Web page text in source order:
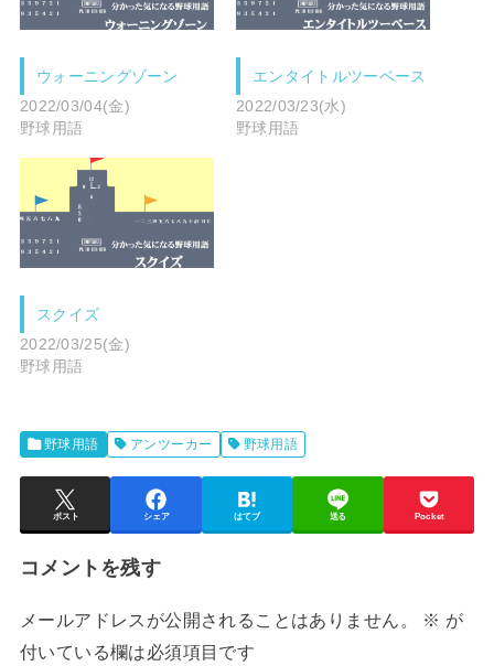
ウォーニングゾーン
2022/03/04(金)
野球用語
エンタイトルツーベース
2022/03/23(水)
野球用語
スクイズ
2022/03/25(金)
野球用語
野球用語 アンツーカー 野球用語
ポスト シェア はてブ 送る Pocket
コメントを残す
メールアドレスが公開されることはありません。 ※ が
付いている欄は必須項目です